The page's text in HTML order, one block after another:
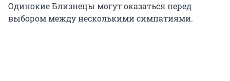
Одинокие Близнецы могут оказаться перед
выбором между несколькими симпатиями.